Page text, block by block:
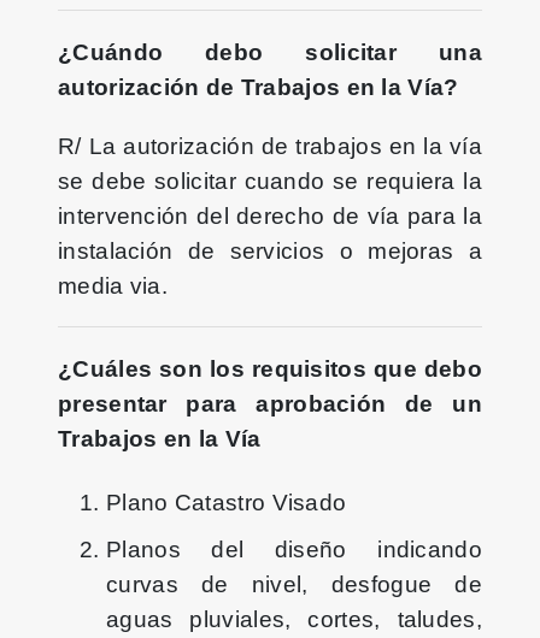
¿Cuándo debo solicitar una
autorización de Trabajos en la Vía?
R/ La autorización de trabajos en la vía
se debe solicitar cuando se requiera la
intervención del derecho de vía para la
instalación de servicios o mejoras a
media via.
¿Cuáles son los requisitos que debo
presentar para aprobación de un
Trabajos en la Vía
Plano Catastro Visado
Planos del diseño indicando
curvas de nivel, desfogue de
aguas pluviales, cortes, taludes,